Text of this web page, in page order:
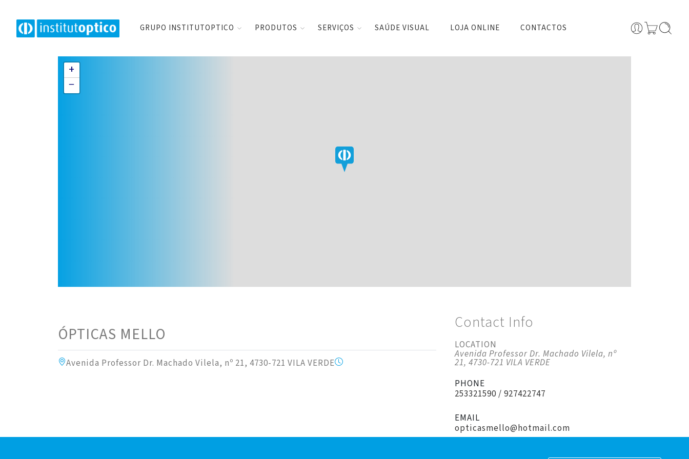
GRUPO INSTITUTOPTICO PRODUTOS SERVIÇOS SAÚDE VISUAL LOJA ONLINE CONTACTOS
+
−
ÓPTICAS MELLO
Avenida Professor Dr. Machado Vilela, nº 21, 4730-721 VILA VERDE
Contact Info
LOCATION
Avenida Professor Dr. Machado Vilela, nº
21, 4730-721 VILA VERDE
PHONE
253321590 / 927422747
EMAIL
opticasmello@hotmail.com